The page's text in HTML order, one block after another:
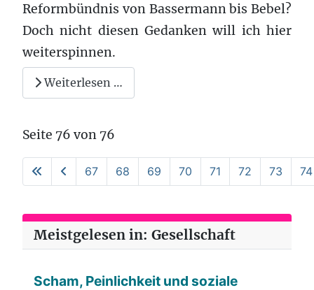
Reformbündnis von Bassermann bis Bebel?
Doch nicht diesen Gedanken will ich hier
weiterspinnen.
Weiterlesen …
Seite 76 von 76
67 68 69 70 71 72 73 74
Meistgelesen in: Gesellschaft
Scham, Peinlichkeit und soziale